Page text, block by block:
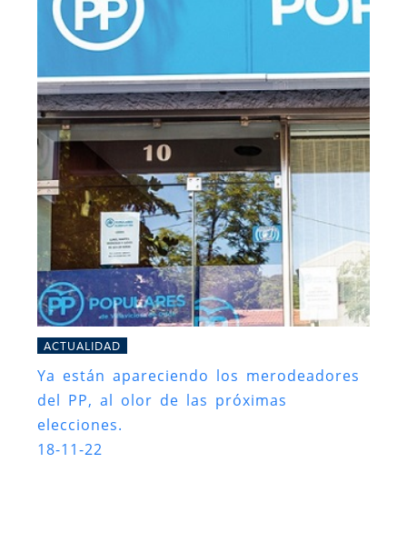
ACTUALIDAD
Ya están apareciendo los merodeadores
del PP, al olor de las próximas
elecciones.
18-11-22